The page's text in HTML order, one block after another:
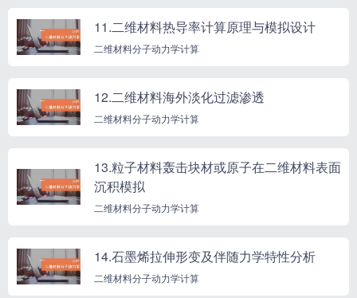
11.二维材料热导率计算原理与模拟设计
二维材料分子动力学计算
12.二维材料海外淡化过滤渗透
二维材料分子动力学计算
13.粒子材料轰击块材或原子在二维材料表面
沉积模拟
二维材料分子动力学计算
14.石墨烯拉伸形变及伴随力学特性分析
二维材料分子动力学计算